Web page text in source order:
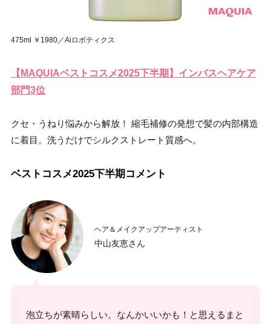
475ml ￥1980／Aiロボティクス
【MAQUIAベストコスメ2025下半期】インバスヘアケア
部門3位
クセ・うねり悩みから解放！ 縮毛補修の発想で髪の内部構造
に着目。洗うだけでシルクストレート質感へ。
ベストコスメ2025下半期コメント
ヘア＆メイクアップアーティスト
中山友恵さん
泡立ちが素晴らしい。なんかいいかも！と思えるまと